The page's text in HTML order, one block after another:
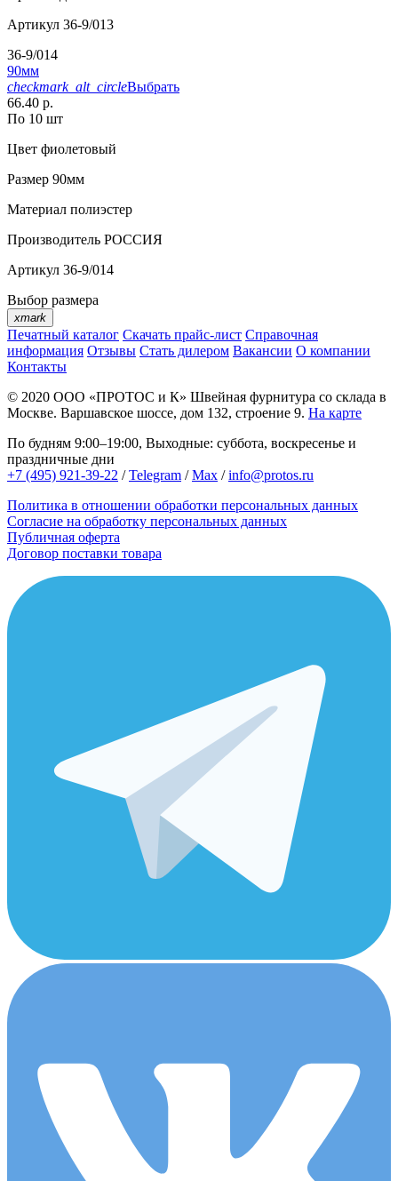
Артикул 36-9/013
36-9/014
90мм
checkmark_alt_circleВыбрать
66.40 р.
По 10 шт
Цвет фиолетовый
Размер 90мм
Материал полиэстер
Производитель РОССИЯ
Артикул 36-9/014
Выбор размера
xmark
Печатный каталог Скачать прайс-лист Справочная
информация Отзывы Стать дилером Вакансии О компании
Контакты
© 2020 ООО «ПРОТОС и К» Швейная фурнитура со склада в
Москве. Варшавское шоссе, дом 132, строение 9. На карте
По будням 9:00–19:00, Выходные: суббота, воскресенье и
праздничные дни
+7 (495) 921-39-22 /Telegram /Max /info@protos.ru
Политика в отношении обработки персональных данных
Согласие на обработку персональных данных
Публичная оферта
Договор поставки товара